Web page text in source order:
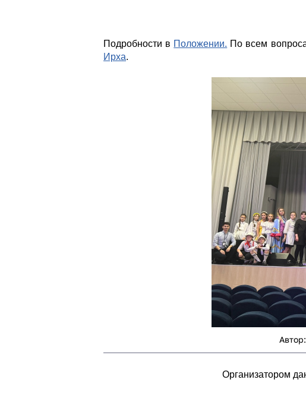
Подробности в Положении. По всем
Ирха.
Медиацентр Инженерного лицея
Организатором